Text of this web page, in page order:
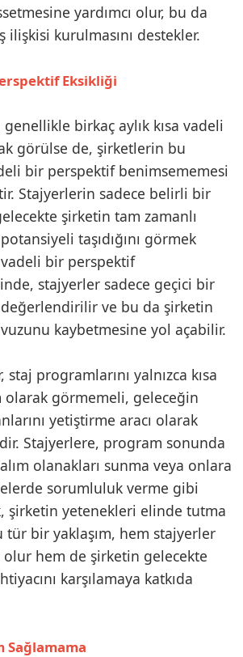
yardımcı olur, bu da
kurulmasını destekler.
Eksikliği
birkaç aylık kısa vadeli
görülse de, şirketlerin bu
bir perspektif benimsememesi
Stajyerlerin sadece belirli bir
şirketin tam zamanlı
taşıdığını görmek
bir perspektif
stajyerler sadece geçici bir
ve bu da şirketin
kaybetmesine yol açabilir.
staj programlarını yalnızca kısa
olarak görmemeli, geleceğin
yetiştirme aracı olarak
Stajyerlere, program sonunda
olanakları sunma veya onlara
sorumluluk verme gibi
şirketin yetenekleri elinde tutma
tür bir yaklaşım, hem stajyerler
hem de şirketin gelecekte
karşılamaya katkıda
Sağlamama